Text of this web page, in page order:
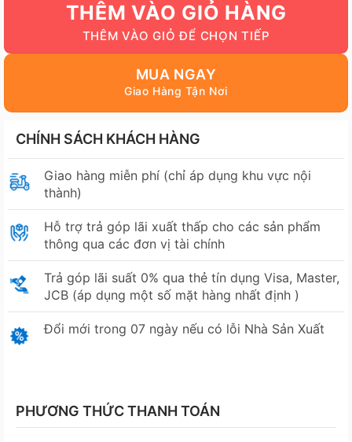
15.499.000₫.
14.040.000₫.
THÊM VÀO GIỎ HÀNG
MUA NGAY
CHÍNH SÁCH KHÁCH HÀNG
Giao hàng miễn phí (chỉ áp dụng khu vực nội
thành)
Hỗ trợ trả góp lãi xuất thấp cho các sản phẩm
thông qua các đơn vị tài chính
Trả góp lãi suất 0% qua thẻ tín dụng Visa, Master,
JCB (áp dụng một số mặt hàng nhất định )
Đổi mới trong 07 ngày nếu có lỗi Nhà Sản Xuất
PHƯƠNG THỨC THANH TOÁN